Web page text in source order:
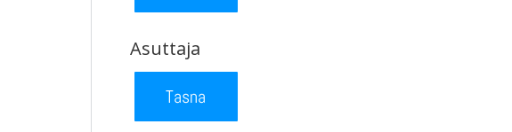
Asuttaja
Tasna